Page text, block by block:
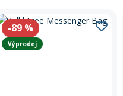
-89 %
Výprodej